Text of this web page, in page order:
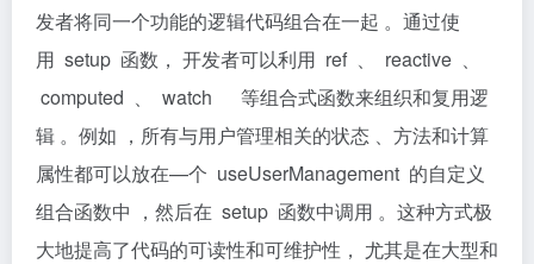
发者将同一个功能的逻辑代码组合在一起 。通过使
用 setup 函数， 开发者可以利用 ref 、 reactive 、
computed 、 watch 等组合式函数来组织和复用逻
辑 。例如 ，所有与用户管理相关的状态 、方法和计算
属性都可以放在—个 useUserManagement 的自定义
组合函数中 ，然后在 setup 函数中调用 。这种方式极
大地提高了代码的可读性和可维护性， 尤其是在大型和